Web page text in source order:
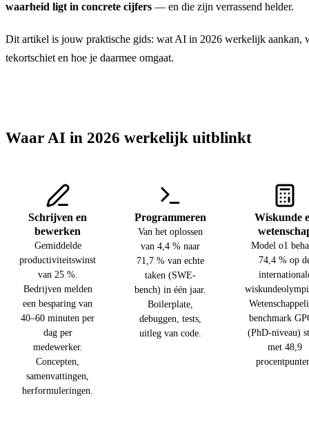
waarheid ligt in concrete cijfers — en die zijn verrassend helder.
Dit artikel is jouw praktische gids: wat AI in 2026 werkelijk aankan,
tekortschiet en hoe je daarmee omgaat.
Waar AI in 2026 werkelijk uitblinkt
Schrijven en
bewerken
Gemiddelde
productiviteitswinst
van 25 %.
Bedrijven melden
een besparing van
40–60 minuten per
dag per
medewerker.
Concepten,
samenvattingen,
herformuleringen.
Programmeren
Van het oplossen
van 4,4 % naar
71,7 % van echte
taken (SWE-
bench) in één jaar.
Boilerplate,
debuggen, tests,
uitleg van code.
Wiskunde
Model o1
74,4 % op
benchmark
(PhD-niveau)
met 48,9